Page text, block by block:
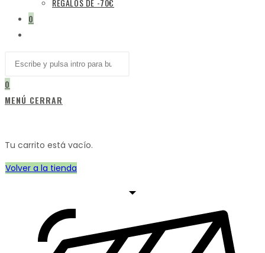
REGALOS DE -70€
0
DE
Buscar
esta
web
0
MENÚ CERRAR
Tu carrito está vacío.
Volver a la tienda